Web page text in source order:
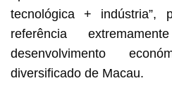
tecnológica + indústria”,
referência
desenvolvimento
diversificado de Macau.